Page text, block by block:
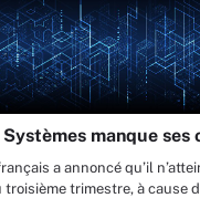
manque ses
a annoncé qu’il
trimestre, à cause